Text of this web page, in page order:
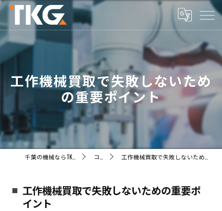
工作機械買取で失敗しないため
の重要ポイント
コラム 工作機械買取で失敗しないための重要ポイント
工作機械買取で失敗しないための重要ポ
イント